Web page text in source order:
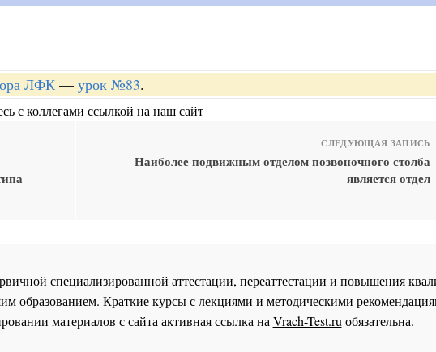
ЛФК — урок №83.
с коллегами ссылкой на наш сайт
СЛЕДУЮЩАЯ ЗАПИСЬ
Наиболее подвижным отделом позвоночного столба
является отдел
специализированной аттестации, переаттестации и повышения
образованием. Краткие курсы с лекциями и методическими
материалов с сайта активная ссылка наVrach-Test.ruобязательна.